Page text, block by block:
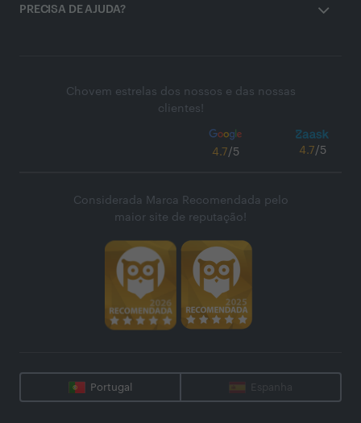
PRECISA DE AJUDA?
Chovem estrelas dos nossos e das nossas
clientes!
4.7/5 4.7/5
Considerada Marca Recomendada pelo
maior site de reputação!
Portugal Espanha